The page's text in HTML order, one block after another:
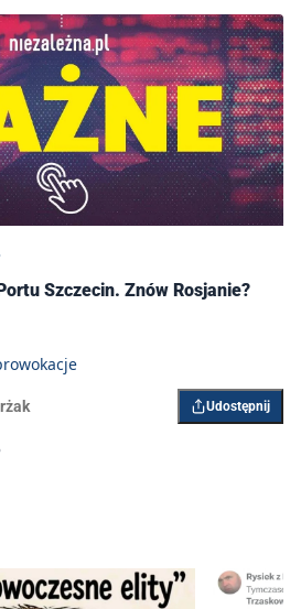
Szczecin. Znów Rosjanie?
Udostępnij